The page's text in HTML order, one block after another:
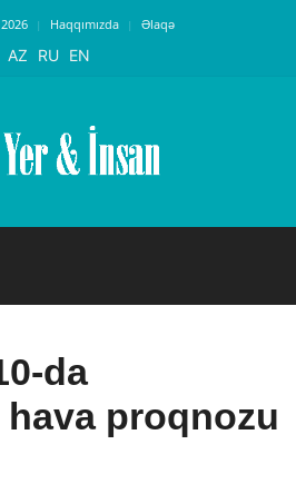
Haqqımızda Əlaqə
AZ RU EN
da
proqnozu